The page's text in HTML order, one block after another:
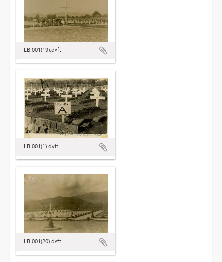
LB.001(19).dvft
LB.001(1).dvft
LB.001(20).dvft